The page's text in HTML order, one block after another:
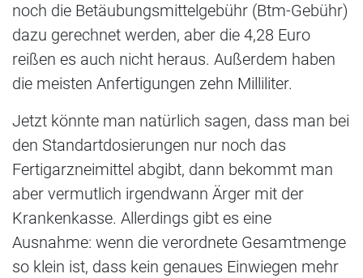
noch die Betäubungsmittelgebühr (Btm-Gebühr)
dazu gerechnet werden, aber die 4,28 Euro
reißen es auch nicht heraus. Außerdem haben
die meisten Anfertigungen zehn Milliliter.
Jetzt könnte man natürlich sagen, dass man bei
den Standartdosierungen nur noch das
Fertigarzneimittel abgibt, dann bekommt man
aber vermutlich irgendwann Ärger mit der
Krankenkasse. Allerdings gibt es eine
Ausnahme: wenn die verordnete Gesamtmenge
so klein ist, dass kein genaues Einwiegen mehr